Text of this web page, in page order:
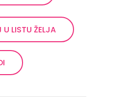
U LISTU ŽELJA